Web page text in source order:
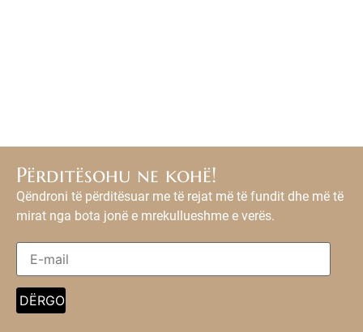
Përditësohu ne kohë!
Qëndroni të përditësuar me të rejat më të fundit dhe më të
mirat nga bota jonë e mrekullueshme e verës.